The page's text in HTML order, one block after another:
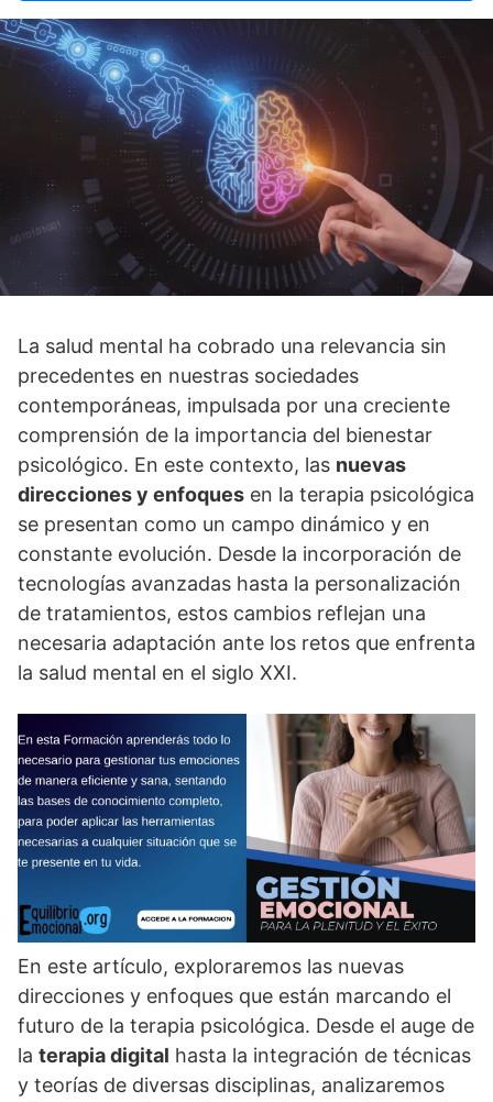
La salud mental ha cobrado una relevancia sin
precedentes en nuestras sociedades
contemporáneas, impulsada por una creciente
comprensión de la importancia del bienestar
psicológico. En este contexto, las nuevas
direcciones y enfoques en la terapia psicológica
se presentan como un campo dinámico y en
constante evolución. Desde la incorporación de
tecnologí­as avanzadas hasta la personalización
de tratamientos, estos cambios reflejan una
necesaria adaptación ante los retos que enfrenta
la salud mental en el siglo XXI.
En este artí­culo, exploraremos las nuevas
direcciones y enfoques que están marcando el
futuro de la terapia psicológica. Desde el auge de
la terapia digital hasta la integración de técnicas
y teorí­as de diversas disciplinas, analizaremos